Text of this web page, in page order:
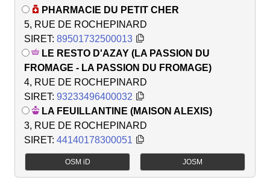
PHARMACIE DU PETIT CHER
5, RUE DE ROCHEPINARD
SIRET: 89501732500013
LE RESTO D'AZAY (LA PASSION DU
FROMAGE - LA PASSION DU FROMAGE)
4, RUE DE ROCHEPINARD
SIRET: 93233496400032
LA FEUILLANTINE (MAISON ALEXIS)
3, RUE DE ROCHEPINARD
SIRET: 44140178300051
OSM iD JOSM